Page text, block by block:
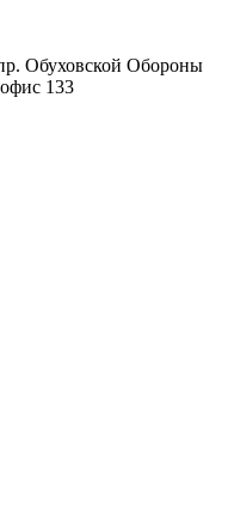
Обуховской Обороны
133